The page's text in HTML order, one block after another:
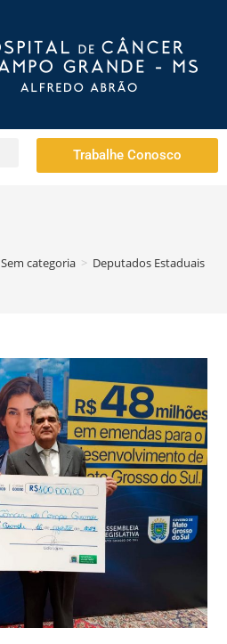
Trabalhe Conosco
Sem categoria > Deputados Estaduais